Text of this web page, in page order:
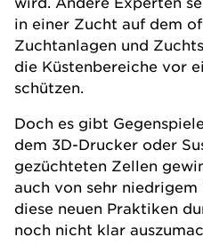
in einer Zucht auf dem
Zuchtanlagen und
die Küstenbereiche vor
schützen.
Doch es gibt
dem 3D-Drucker oder
gezüchteten Zellen
auch von sehr niedrigem
diese neuen Praktiken
noch nicht klar